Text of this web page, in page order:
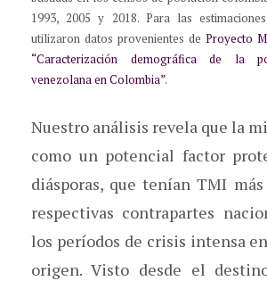
1993, 2005 y 2018. Para las
utilizaron datos provenientes de Proyecto
“Caracterización demográfica de la
venezolana en Colombia”.
Nuestro análisis revela que la
como un potencial factor
diásporas, que tenían TMI más
respectivas contrapartes
los períodos de crisis intensa
origen. Visto desde el